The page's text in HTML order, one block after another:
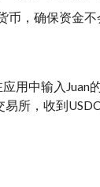
，确保资金不
用中输入Juan
所，收到